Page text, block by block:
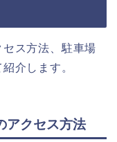
ス方法、駐車場
介します。
アクセス方法